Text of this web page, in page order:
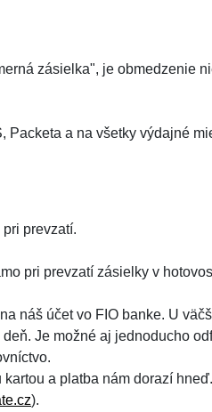
zásielka", je obmedzenie
a na všetky výdajné
prevzatí.
pri prevzatí zásielky v
náš účet vo FIO banke. U
Je možné aj jednoducho
a platba nám dorazí
).